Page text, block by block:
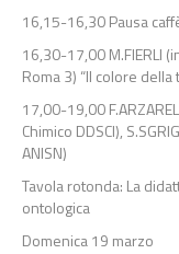
16,15-16,30 Pausa
16,30-17,00 M.FIERLI
Roma 3) “Il colore
17,00-19,00
Chimico DDSCI),
ANISN)
Tavola rotonda: La
ontologica
Domenica 19 marzo